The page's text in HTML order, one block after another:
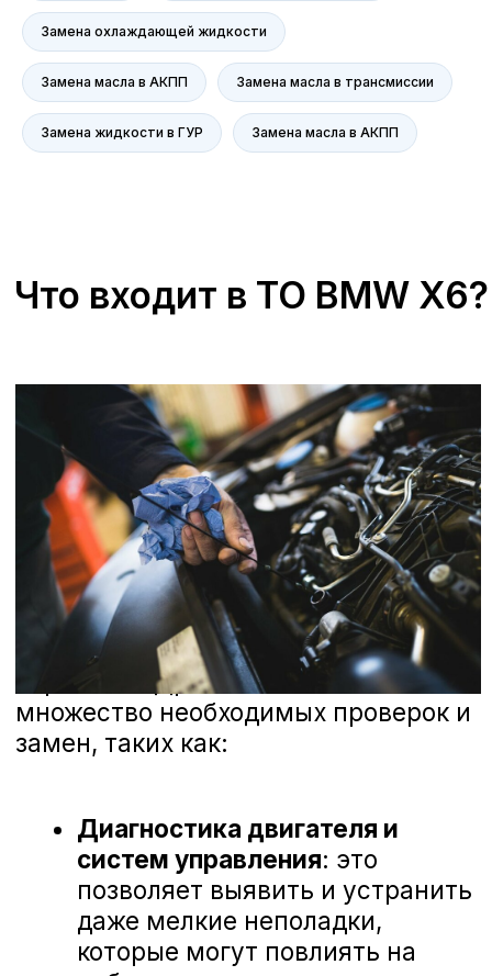
Замена охлаждающей жидкости
Замена масла в АКПП Замена масла в трансмиссии
Замена жидкости в ГУР Замена масла в АКПП
решим все ваши вопросы с
вниманием к каждой детали.
Если у вас есть вопросы или
предложения, мы всегда готовы
помочь. Ваше доверие — наша
главная ценность.
Mercedes-Benz
Porsche
Volkswagen
NORDCROSS (Lynk&Co)
Сервис
Сервис BMW
Сервис Porsche
Сервис Voyah
Сервис AITO SERES
Сервис Volkswagen
Voyah
M-Hero
AITO SERES
Evolute